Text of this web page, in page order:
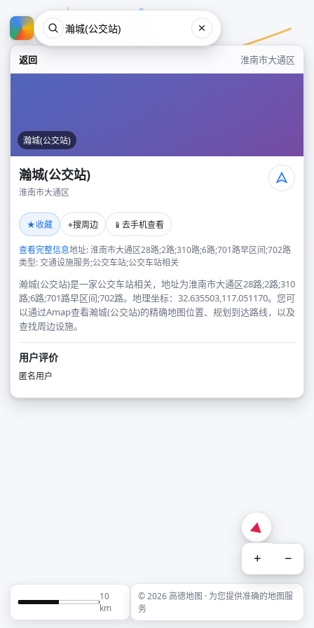
返回 淮南市大通区
瀚城(公交站)
瀚城(公交站)
淮南市大通区
★收藏 ⌖搜周边 📱 去手机查看
查看完整信息地址: 淮南市大通区28路;2路;310路;6路;701路早区间;702路
类型: 交通设施服务;公交车站;公交车站相关
瀚城(公交站)是一家公交车站相关，地址为淮南市大通区28路;2路;310
路;6路;701路早区间;702路。地理坐标：32.635503,117.051170。您可
以通过Amap查看瀚城(公交站)的精确地图位置、规划到达路线，以及
查找周边设施。
用户评价
匿名用户
+ −
10
km
© 2026 高德地图 · 为您提供准确的地图服
务